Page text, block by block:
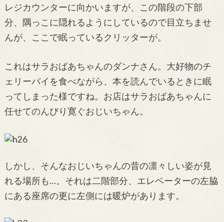
レジカウンターに向かいますが、この階段の下部
分、隅っこに隠れるようにしているので目立ちませ
んが、ここで眠っているクリッターが。
これはサラおばあちゃんのダンナさん。大好物のチ
ェリーパイを食べながら、本を読んでいるときに眠
ってしまった様ですね。お店はサラおばあちゃんに
任せてのんびり寛ぐおじいちゃん。
しかし、そんなおじいちゃんの昔の凛々しい姿が見
れる場所も…。それは二階部分、エレベーターの左脇
にある座席の更に左側には暖炉があります。